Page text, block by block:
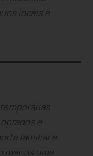
locais e
e
familiar e
menos uma